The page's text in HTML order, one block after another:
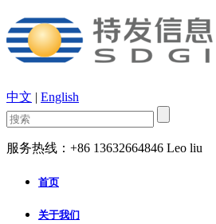
中文 | English
服务热线：+86 13632664846 Leo liu
首页
关于我们